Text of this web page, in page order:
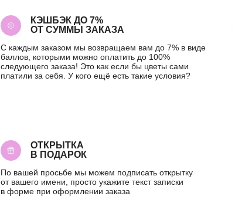
КЭШБЭК ДО 7%
ОТ СУММЫ ЗАКАЗА
С каждым заказом мы возвращаем вам до 7% в виде
баллов, которыми можно оплатить до 100%
следующего заказа! Это как если бы цветы сами
платили за себя. У кого ещё есть такие условия?
ОТКРЫТКА
В ПОДАРОК
По вашей просьбе мы можем подписать открытку
от вашего имени, просто укажите текст записки
в форме при оформлении заказа